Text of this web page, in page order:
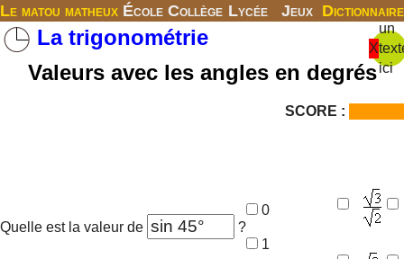
Le matou matheux École Collège Lycée Jeux Dictionnaire
X
un
ici
La trigonométrie
Valeurs avec les angles en degrés
SCORE :
Quelle est la valeur de ?
0
1